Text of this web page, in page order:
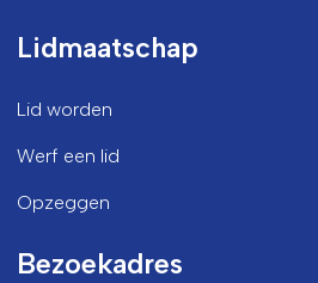
Lidmaatschap
Lid worden
Werf een lid
Opzeggen
Bezoekadres